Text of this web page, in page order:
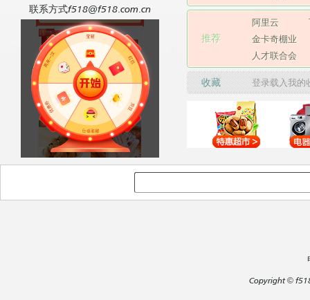
推荐
阿里云
金卡奇棚业
人才联合会
收藏 登录载入我
联系方式f518@f518.com.cn
Copyright©